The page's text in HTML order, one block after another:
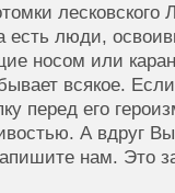
лесковского
есть люди,
носом или
всякое.
перед его
А вдруг
нам. Это